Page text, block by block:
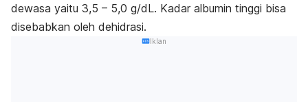
dewasa yaitu 3,5 – 5,0 g/dL. Kadar albumin tinggi bisa
disebabkan oleh dehidrasi.
Iklan